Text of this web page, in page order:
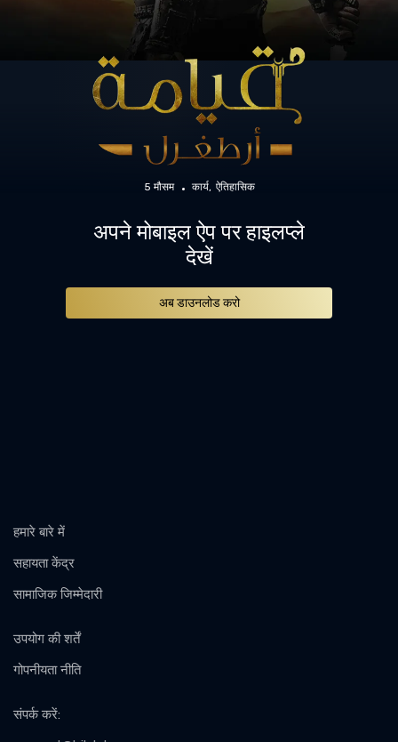
5 मौसम कार्य ऐतिहासिक
अपने मोबाइल ऐप पर हाइलप्ले
देखें
अब डाउनलोड करो
हमारे बारे में
सहायता केंद्र
सामाजिक जिम्मेदारी
उपयोग की शर्तें
गोपनीयता नीति
संपर्क करें: